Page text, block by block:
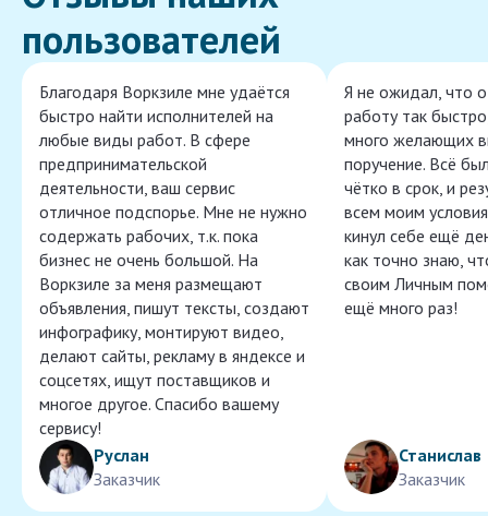
пользователей
Благодаря Воркзиле мне удаётся
быстро найти исполнителей на
любые виды работ. В сфере
предпринимательской
деятельности, ваш сервис
отличное подспорье. Мне не нужно
содержать рабочих, т.к. пока
бизнес не очень большой. На
Воркзиле за меня размещают
объявления, пишут тексты, создают
инфографику, монтируют видео,
делают сайты, рекламу в яндексе и
соцсетях, ищут поставщиков и
многое другое. Спасибо вашему
сервису!
Руслан
Заказчик
Я не ожидал, что
работу так
много желающих
поручение. Всё
чётко в срок, и
всем моим
кинул себе ещё
как точно знаю,
своим Личным
ещё много раз!
Станислав
Заказчик